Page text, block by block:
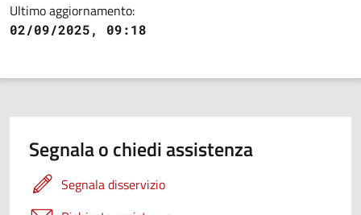
Ultimo aggiornamento:
02/09/2025, 09:18
Segnala o chiedi assistenza
Segnala disservizio